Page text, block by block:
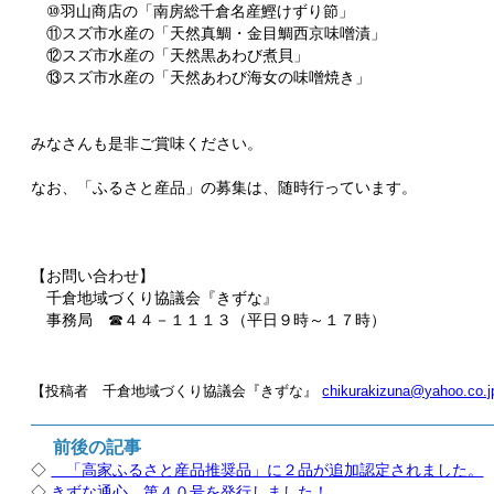
⑩羽山商店の「南房総千倉名産鰹けずり節」
⑪スズ市水産の「天然真鯛・金目鯛西京味噌漬」
⑫スズ市水産の「天然黒あわび煮貝」
⑬スズ市水産の「天然あわび海女の味噌焼き」
みなさんも是非ご賞味ください。
なお、「ふるさと産品」の募集は、随時行っています。
【お問い合わせ】
千倉地域づくり協議会『きずな』
事務局 ☎４４－１１１３（平日９時～１７時）
【投稿者 千倉地域づくり協議会『きずな』
前後の記事
◇
「高家ふるさと産品推奨品」に２品が追加認定されました。